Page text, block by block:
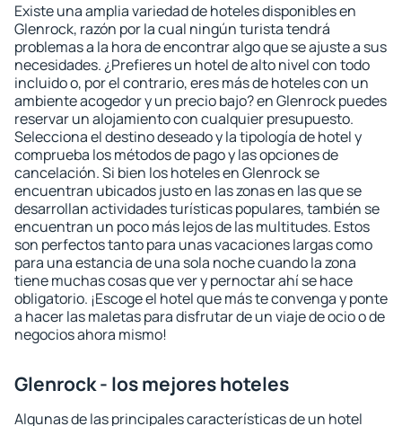
Existe una amplia variedad de hoteles disponibles en
Glenrock, razón por la cual ningún turista tendrá
problemas a la hora de encontrar algo que se ajuste a sus
necesidades. ¿Prefieres un hotel de alto nivel con todo
incluido o, por el contrario, eres más de hoteles con un
ambiente acogedor y un precio bajo? en Glenrock puedes
reservar un alojamiento con cualquier presupuesto.
Selecciona el destino deseado y la tipología de hotel y
comprueba los métodos de pago y las opciones de
cancelación. Si bien los hoteles en Glenrock se
encuentran ubicados justo en las zonas en las que se
desarrollan actividades turísticas populares, también se
encuentran un poco más lejos de las multitudes. Estos
son perfectos tanto para unas vacaciones largas como
para una estancia de una sola noche cuando la zona
tiene muchas cosas que ver y pernoctar ahí se hace
obligatorio. ¡Escoge el hotel que más te convenga y ponte
a hacer las maletas para disfrutar de un viaje de ocio o de
negocios ahora mismo!
Glenrock - los mejores hoteles
Algunas de las principales características de un hotel